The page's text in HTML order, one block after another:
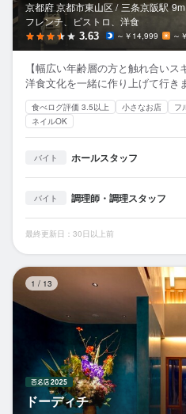
京都府 京都市東山区 / 三条京阪駅 9m
フレンチ、ビストロ、洋食
3.63 ～￥14,999 ～
【幅広い年齢層の方と触れ合い
洋食文化を一緒に作り上げて行き
食べログ評価 3.5以上 小さなお店 フ
ネイルOK
バイト ホールスタッフ
バイト 調理師・調理スタッフ
最終更新日：30日以上前
1 / 13
ドーディチ